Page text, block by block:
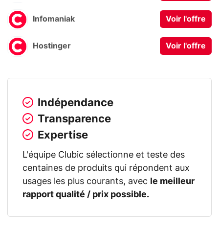
Infomaniak Voir l'offre
Hostinger Voir l'offre
Indépendance
Transparence
Expertise
L'équipe Clubic sélectionne et teste des
centaines de produits qui répondent aux
usages les plus courants, avec
le meilleur
rapport qualité / prix possible.